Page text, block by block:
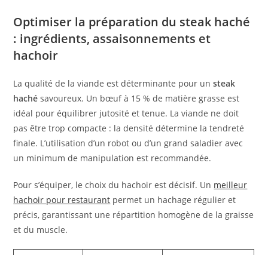
Optimiser la préparation du steak haché
: ingrédients, assaisonnements et
hachoir
La qualité de la viande est déterminante pour unsteak
haché savoureux. Un bœuf à 15 % de matière grasse est
idéal pour équilibrer jutosité et tenue. La viande ne doit
pas être trop compacte : la densité détermine la tendreté
finale. L’utilisation d’un robot ou d’un grand saladier avec
un minimum de manipulation est recommandée.
Pour s’équiper, le choix du hachoir est décisif. Un meilleur
hachoir pour restaurant permet un hachage régulier et
précis, garantissant une répartition homogène de la graisse
et du muscle.